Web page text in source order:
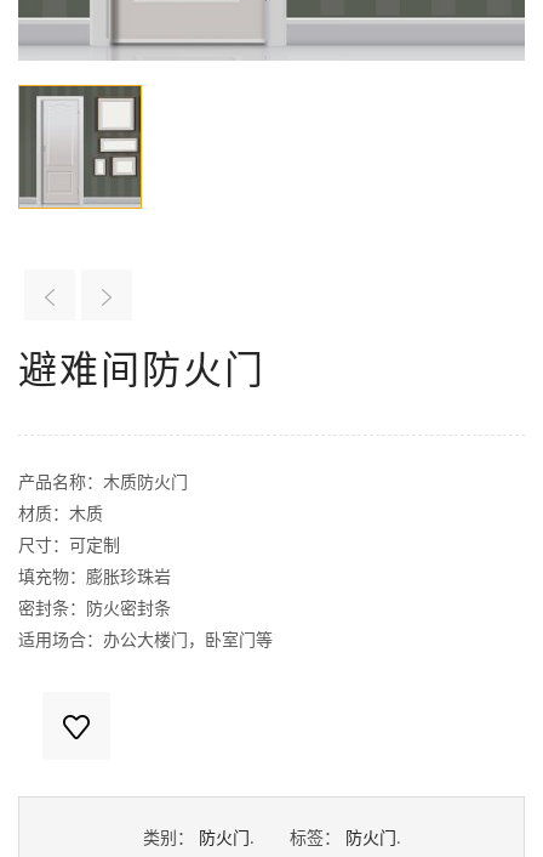
避难间防火门
产品名称：木质防火门
材质：木质
尺寸：可定制
填充物：膨胀珍珠岩
密封条：防火密封条
适用场合：办公大楼门，卧室门等
类别： 防火门. 标签： 防火门.